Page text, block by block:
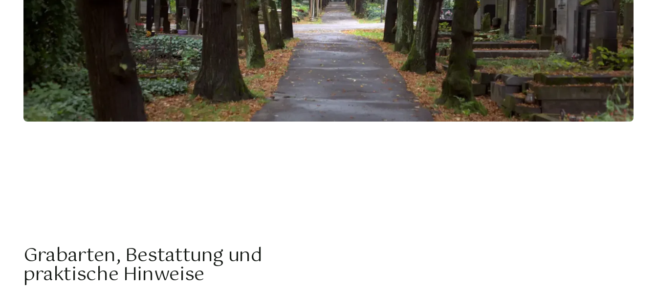
Grabarten, Bestattung und
praktische Hinweise